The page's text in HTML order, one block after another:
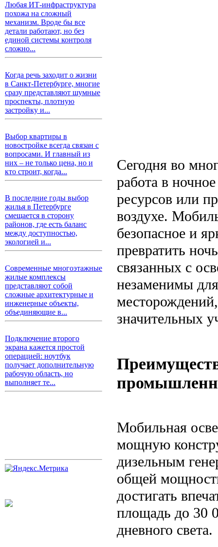
Любая ИТ-инфраструктура
похожа на сложный
механизм. Вроде бы все
детали работают, но без
единой системы контроля
сложно...
Когда речь заходит о жизни
в Санкт-Петербурге, многие
сразу представляют шумные
проспекты, плотную
застройку и...
Выбор квартиры в
новостройке всегда связан с
вопросами. И главный из
них – не только цена, но и
кто строит, когда...
В последние годы выбор
жилья в Петербурге
смещается в сторону
районов, где есть баланс
между доступностью,
экологией и...
Современные многоэтажные
жилые комплексы
представляют собой
сложные архитектурные и
инженерные объекты,
объединяющие в...
Подключение второго
экрана кажется простой
операцией: ноутбук
получает дополнительную
рабочую область, но
выполняет те...
Сегодня во
работа в
ресурсов или
воздухе.
безопасное и
превратить
связанных с
незаменимы
значительных
Мобильная
мощную
дизельным
общей
достигать
площадь до 30
дневного света.